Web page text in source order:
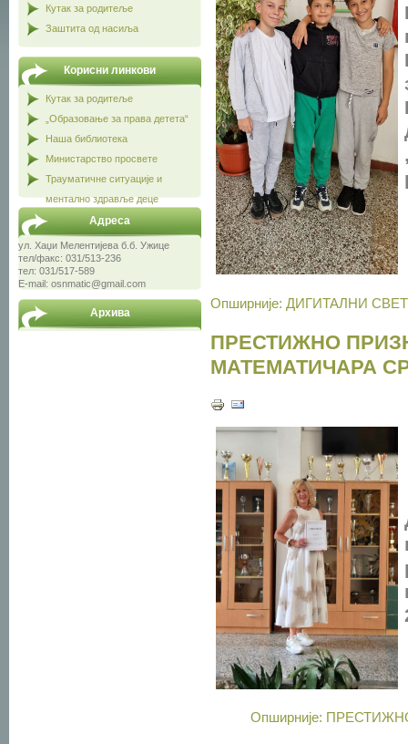
Кутак за родитеље
Заштита од насиља
Корисни линкови
Кутак за родитеље
„Образовање за права детета“
Наша библиотека
Министарство просвете
Трауматичне ситуације и
ментално здравље деце
Адреса
ул. Хаџи Мелентијева б.б. Ужице
тел/факс: 031/513-236
тел: 031/517-589
E-mail: osnmatic@gmail.com
Архива
Опширније: ДИГИТАЛНИ
ПРЕСТИЖНО
МАТЕМАТИЧАРА
Опширније: